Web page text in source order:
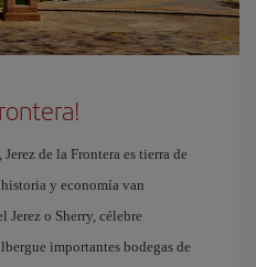
de la Frontera es tierra de
y economía van
Jerez o Sherry, célebre
importantes bodegas de